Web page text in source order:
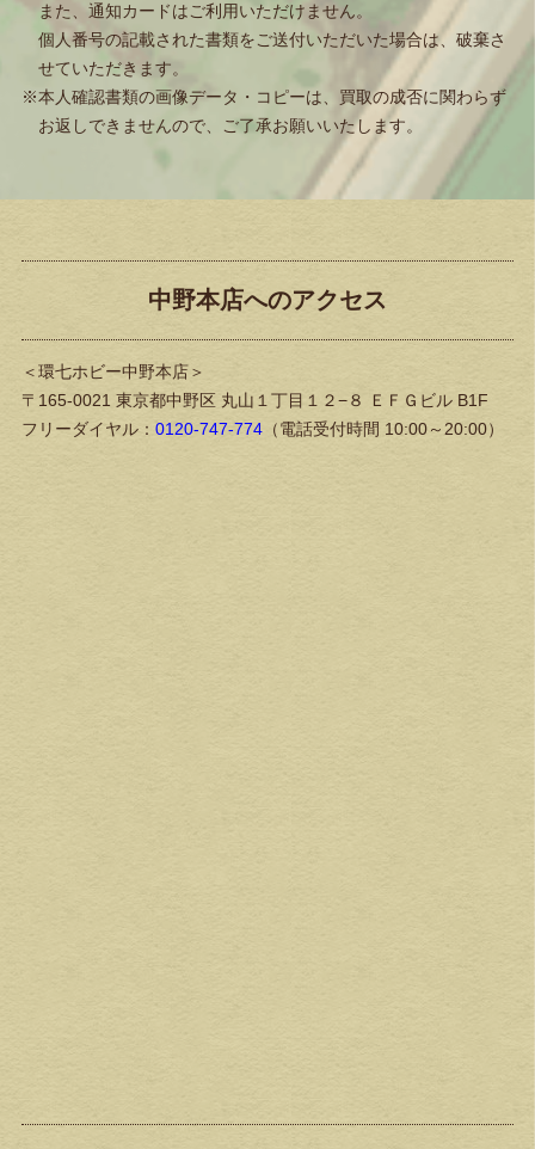
また、通知カードはご利用いただけません。
個人番号の記載された書類をご送付いただいた場合は、破棄さ
せていただきます。
※本人確認書類の画像データ・コピーは、買取の成否に関わらず
お返しできませんので、ご了承お願いいたします。
中野本店へのアクセス
＜環七ホビー中野本店＞
〒165-0021 東京都中野区 丸山１丁目１２−８ ＥＦＧビル B1F
フリーダイヤル： 0120-747-774（電話受付時間 10:00～20:00）